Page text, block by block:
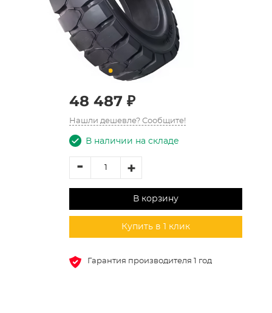
48 487 ₽
Нашли дешевле? Сообщите!
В наличии на складе
- +
В корзину
Купить в 1 клик
Гарантия производителя 1 год